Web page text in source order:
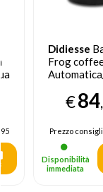
Didiesse
Frog
a cialde 1,5
Avorio
€84
Prezzo
Disponibilità
immediata